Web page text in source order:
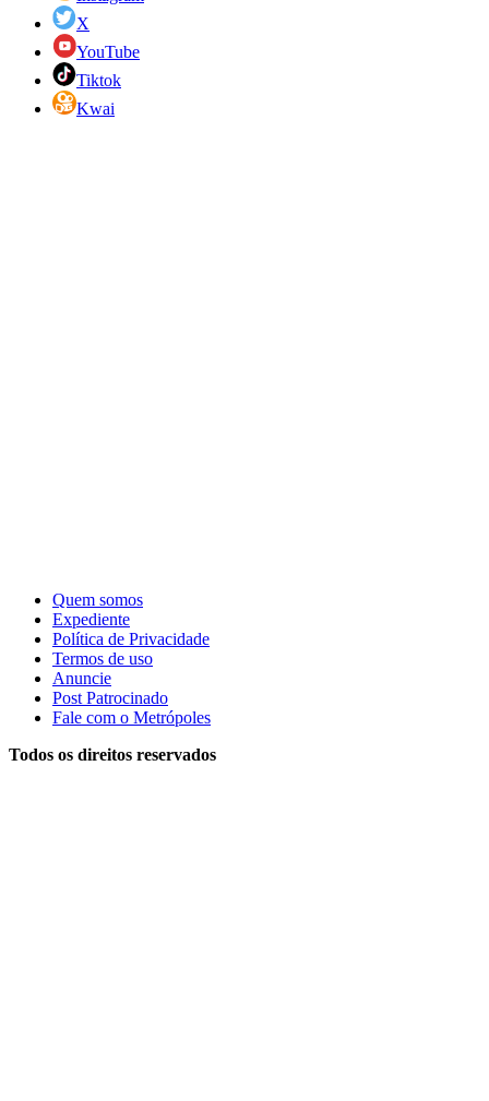
X
YouTube
Tiktok
Kwai
Quem somos
Expediente
Política de Privacidade
Termos de uso
Anuncie
Post Patrocinado
Fale com o Metrópoles
Todos os direitos reservados